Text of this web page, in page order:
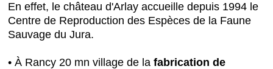
En effet, le château d'Arlay accueille depuis 1994 le
Centre de Reproduction des Espèces de la Faune
Sauvage du Jura.
• À Rancy 20 mn village de la fabrication de